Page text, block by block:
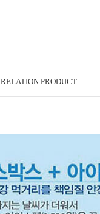
RELATION PRODUCT